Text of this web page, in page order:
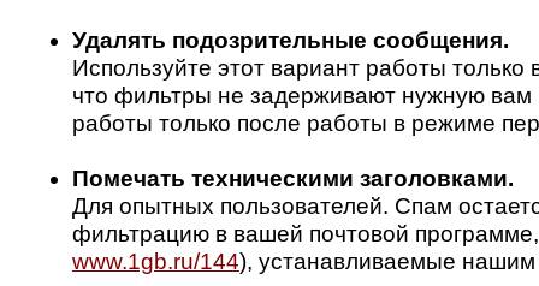
Удалять подозрительные сообщения.
Используйте этот вариант работы
что фильтры не задерживают нужную вам
работы только после работы в режиме
Помечать техническими заголовками.
Для опытных пользователей. Спам
фильтрацию в вашей почтовой
www.1gb.ru/144), устанавливаемые